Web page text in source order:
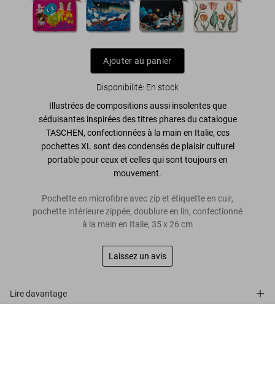
Ajouter au panier
Disponibilité: En stock
Illustrées de compositions aussi insolentes que
séduisantes inspirées des titres phares du catalogue
TASCHEN, confectionnées à la main en Italie, ces
pochettes XL sont des condensés de plaisir culturel
portable pour ceux et celles qui sont toujours en
mouvement.
Pochette en microfibre avec zip et étiquette en cuir,
pochette intérieure zippée, doublure en lin, confectionné
à la main en Italie, 35 x 26 cm
Laissez un avis
Lire davantage